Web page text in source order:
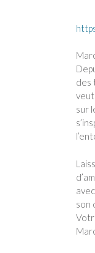
des
veut
sur
son